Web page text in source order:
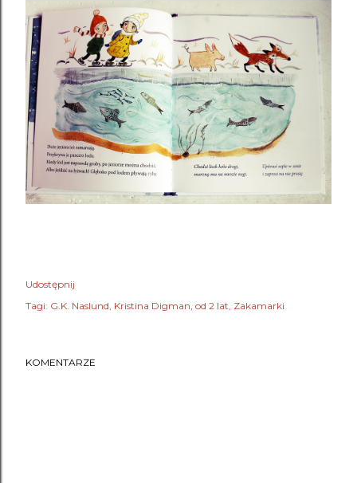
Udostępnij
Tagi: G.K. Naslund Kristina Digman od 2 lat Zakamarki
KOMENTARZE